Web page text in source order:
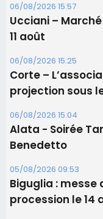
06/08/2026 15:57
Ucciani –
11 août
06/08/2026 15:25
Corte –
projection sous
06/08/2026 15:04
Alata - Soirée
Benedetto
05/08/2026 09:53
Biguglia : messe
procession le 14